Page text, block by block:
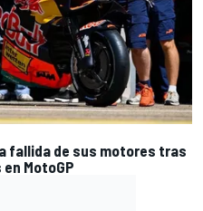
fallida de sus motores tras
MotoGP